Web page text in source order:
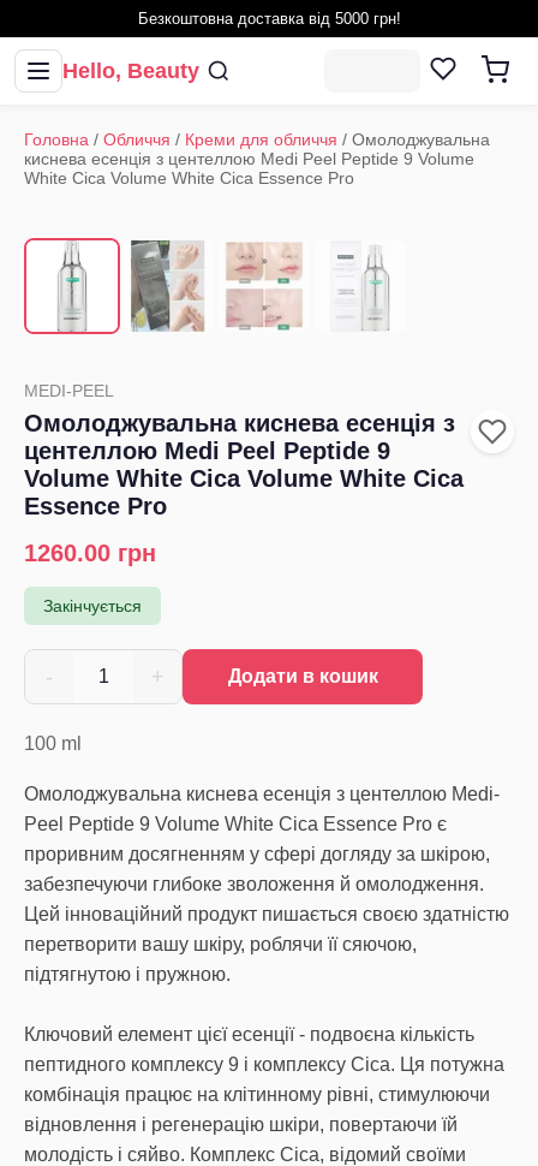
Безкоштовна доставка від 5000 грн!
Hello, Beauty
Головна / Обличчя / Креми для обличчя / Омолоджувальна
киснева есенція з центеллою Medi Peel Peptide 9 Volume
White Cica Volume White Cica Essence Pro
MEDI-PEEL
Омолоджувальна киснева есенція з
центеллою Medi Peel Peptide 9
Volume White Cica Volume White Cica
Essence Pro
1260.00 грн
Закінчується
- 1 + Додати в кошик
100 ml
Омолоджувальна киснева есенція з центеллою Medi-
Peel Peptide 9 Volume White Cica Essence Pro є
проривним досягненням у сфері догляду за шкірою,
забезпечуючи глибоке зволоження й омолодження.
Цей інноваційний продукт пишається своєю здатністю
перетворити вашу шкіру, роблячи її сяючою,
підтягнутою і пружною.
Ключовий елемент цієї есенції - подвоєна кількість
пептидного комплексу 9 і комплексу Cica. Ця потужна
комбінація працює на клітинному рівні, стимулюючи
відновлення і регенерацію шкіри, повертаючи їй
молодість і сяйво. Комплекс Cica, відомий своїми